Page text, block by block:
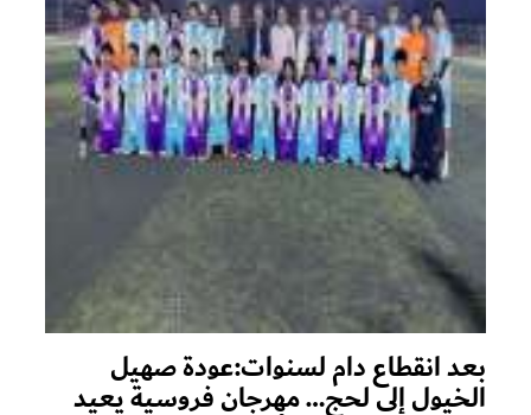
بعد انقطاع دام لسنوات:عودة صهيل
الخيول إلى لحج… مهرجان فروسية يعيد